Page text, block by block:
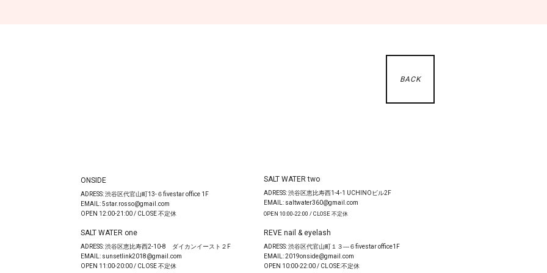
BACK
ONSIDE
ADRESS: 渋谷区代官山町13-６fivestar office 1F
EMAIL: 5star.rosso@gmail.com
OPEN 12:00-21:00 / CLOSE 不定休
SALT WATER two
ADRESS: 渋谷区恵比寿西1-4-1 UCHINOビル2F
EMAIL: saltwater360@gmail.com
OPEN 10:00-22:00 / CLOSE 不定休
SALT WATER one
ADRESS: 渋谷区恵比寿西2-10-8 ダイカンイースト２F
EMAIL: sunsetlink2018@gmail.com
OPEN 11:00-20:00 / CLOSE 不定休
REVE nail & eyelash
ADRESS: 渋谷区代官山町１３―６fivestar office1F
EMAIL: 2019onside@gmail.com
OPEN 10:00-22:00 / CLOSE:不定休